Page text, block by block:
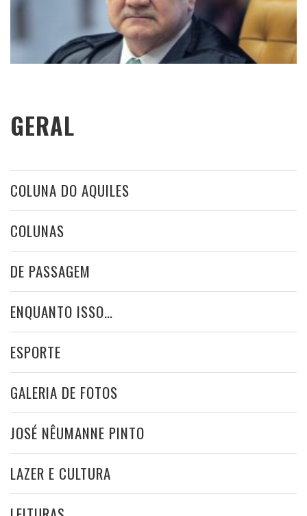
GERAL
COLUNA DO AQUILES
COLUNAS
DE PASSAGEM
ENQUANTO ISSO…
ESPORTE
GALERIA DE FOTOS
JOSÉ NÊUMANNE PINTO
LAZER E CULTURA